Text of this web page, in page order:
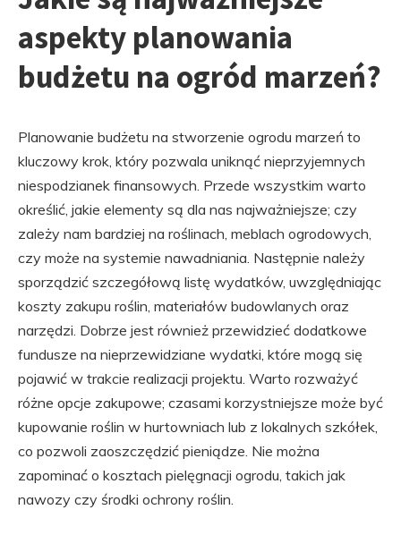
aspekty planowania
budżetu na ogród marzeń?
Planowanie budżetu na stworzenie ogrodu marzeń to
kluczowy krok, który pozwala uniknąć nieprzyjemnych
niespodzianek finansowych. Przede wszystkim warto
określić, jakie elementy są dla nas najważniejsze; czy
zależy nam bardziej na roślinach, meblach ogrodowych,
czy może na systemie nawadniania. Następnie należy
sporządzić szczegółową listę wydatków, uwzględniając
koszty zakupu roślin, materiałów budowlanych oraz
narzędzi. Dobrze jest również przewidzieć dodatkowe
fundusze na nieprzewidziane wydatki, które mogą się
pojawić w trakcie realizacji projektu. Warto rozważyć
różne opcje zakupowe; czasami korzystniejsze może być
kupowanie roślin w hurtowniach lub z lokalnych szkółek,
co pozwoli zaoszczędzić pieniądze. Nie można
zapominać o kosztach pielęgnacji ogrodu, takich jak
nawozy czy środki ochrony roślin.